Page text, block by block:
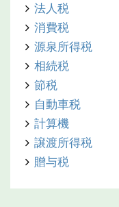
法人税
消費税
源泉所得税
相続税
節税
自動車税
計算機
譲渡所得税
贈与税